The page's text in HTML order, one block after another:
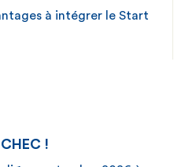
à intégrer le Start
!